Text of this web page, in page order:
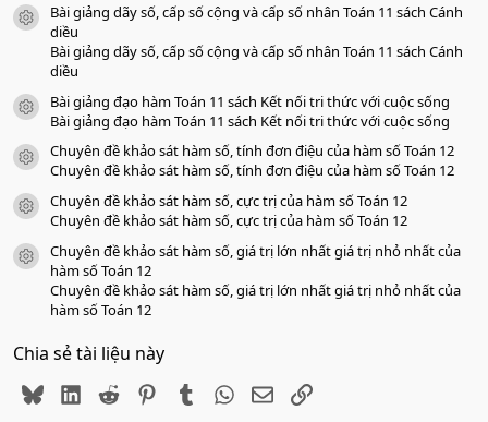
a
icon tài liệu
Bài giảng dãy số, cấp số cộng và cấp số nhân Toán 11 sách Cánh
diều
Bài giảng dãy số, cấp số cộng và cấp số nhân Toán 11 sách Cánh
diều
icon tài liệu
Bài giảng đạo hàm Toán 11 sách Kết nối tri thức với cuộc sống
Bài giảng đạo hàm Toán 11 sách Kết nối tri thức với cuộc sống
icon tài liệu
Chuyên đề khảo sát hàm số, tính đơn điệu của hàm số Toán 12
Chuyên đề khảo sát hàm số, tính đơn điệu của hàm số Toán 12
icon tài liệu
Chuyên đề khảo sát hàm số, cực trị của hàm số Toán 12
Chuyên đề khảo sát hàm số, cực trị của hàm số Toán 12
icon tài liệu
Chuyên đề khảo sát hàm số, giá trị lớn nhất giá trị nhỏ nhất của
hàm số Toán 12
Chuyên đề khảo sát hàm số, giá trị lớn nhất giá trị nhỏ nhất của
hàm số Toán 12
Chia sẻ tài liệu này
BlueskyLinkedIn
Reddit PinterestTumblr WhatsApp
EmailLink